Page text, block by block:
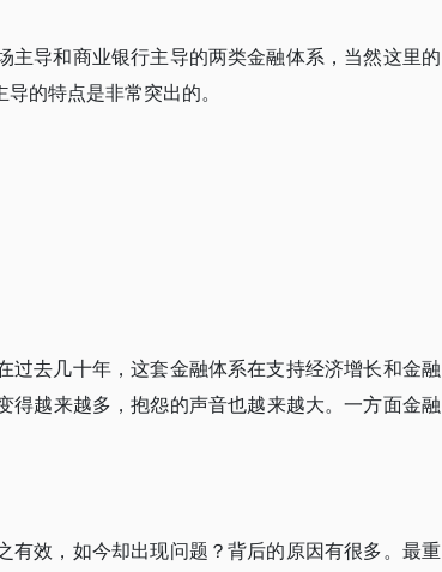
导和商业银行主导的两类金融体系，当然这里的
的特点是非常突出的。
去几十年，这套金融体系在支持经济增长和金融
越来越多，抱怨的声音也越来越大。一方面金融
有效，如今却出现问题？背后的原因有很多。最重